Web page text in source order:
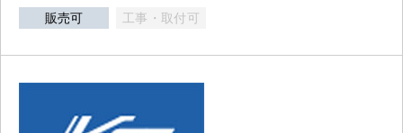
販売可 工事・取付可